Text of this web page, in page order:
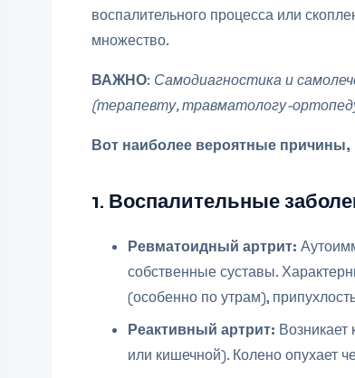
воспалительного процесса или
множество.
ВАЖНО: Самодиагностика и
(терапевту, травматологу-
Вот наиболее вероятные причины,
1. Воспалительные
Ревматоидный артрит:
собственные суставы.
(особенно по утрам),
Реактивный артрит:
или кишечной). Колено опухает